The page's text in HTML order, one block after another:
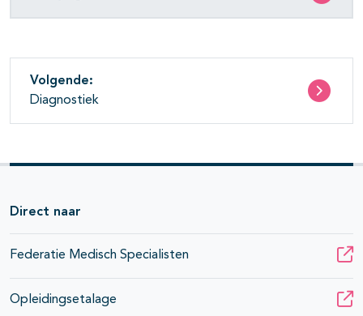
Volgende:
Diagnostiek
Direct naar
Federatie Medisch Specialisten
Opleidingsetalage